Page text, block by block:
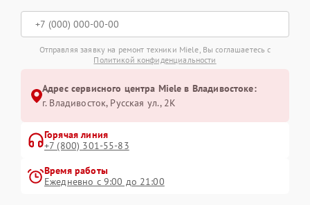
Отправляя заявку на ремонт техники Miele, Вы соглашаетесь с
Политикой конфиденциальности
Адрес сервисного центра Miele в Владивостоке:
г. Владивосток, Русская ул., 2К
Горячая линия
+7 (800) 301-55-83
Время работы
Ежедневно с 9:00 до 21:00